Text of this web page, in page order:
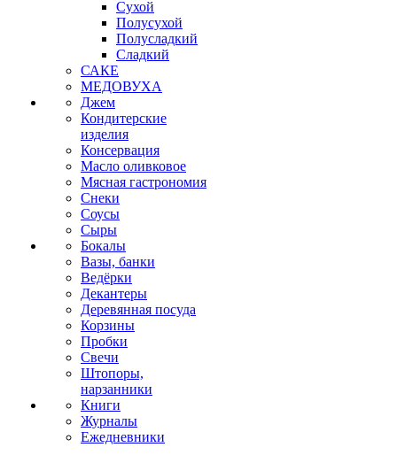
Сухой
Полусухой
Полусладкий
Сладкий
САКЕ
МЕДОВУХА
Джем
Кондитерские
изделия
Консервация
Масло оливковое
Мясная гастрономия
Снеки
Соусы
Сыры
Бокалы
Вазы, банки
Ведёрки
Декантеры
Деревянная посуда
Корзины
Пробки
Свечи
Штопоры,
нарзанники
Книги
Журналы
Ежедневники